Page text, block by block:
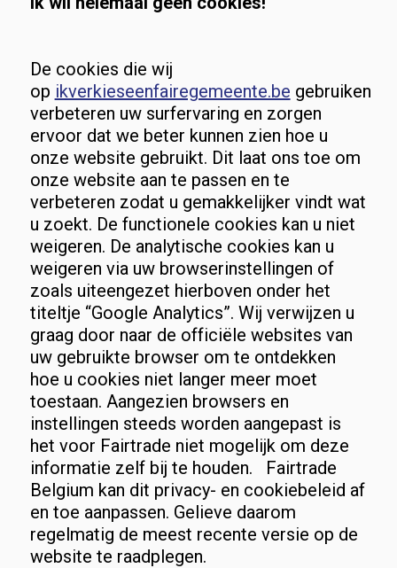
De cookies die wij
op ikverkieseenfairegemeente.be gebruiken
verbeteren uw surfervaring en zorgen
ervoor dat we beter kunnen zien hoe u
onze website gebruikt. Dit laat ons toe om
onze website aan te passen en te
verbeteren zodat u gemakkelijker vindt wat
u zoekt. De functionele cookies kan u niet
weigeren. De analytische cookies kan u
weigeren via uw browserinstellingen of
zoals uiteengezet hierboven onder het
titeltje “Google Analytics”. Wij verwijzen u
graag door naar de officiële websites van
uw gebruikte browser om te ontdekken
hoe u cookies niet langer meer moet
toestaan. Aangezien browsers en
instellingen steeds worden aangepast is
het voor Fairtrade niet mogelijk om deze
informatie zelf bij te houden. Fairtrade
Belgium kan dit privacy- en cookiebeleid af
en toe aanpassen. Gelieve daarom
regelmatig de meest recente versie op de
website te raadplegen.